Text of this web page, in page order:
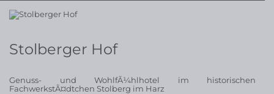
Stolberger Hof
Genuss- und WohlfÃ¼hlhotel im historischen
FachwerkstÃ¤dtchen Stolberg im Harz